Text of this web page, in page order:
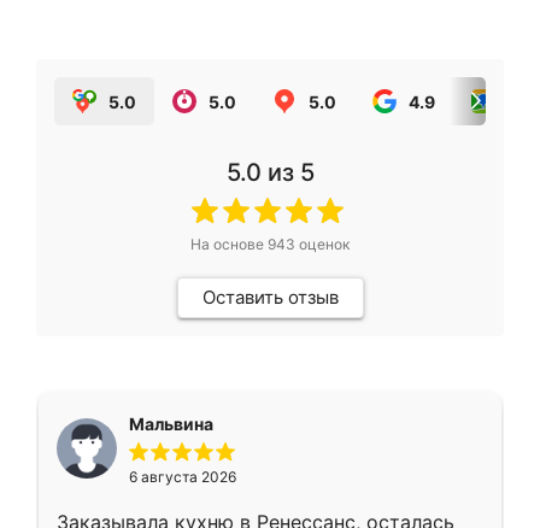
5.0 5.0 5.0 4.9
5.0 из 5
На основе 943 оценок
Оставить отзыв
Мальвина
6 августа 2026
Заказывала кухню в Ренессанс, осталась